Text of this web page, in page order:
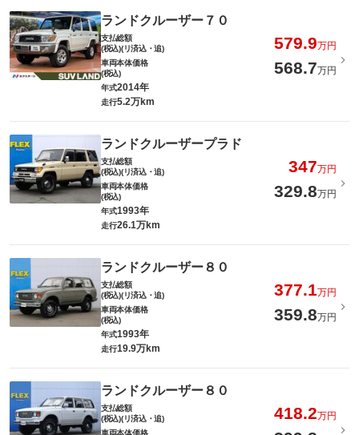
ランドクルーザー７０
支払総額
(税込)(リ済込・追)
579.9万円
車両本体価格
(税込)
568.7万円
年式2014年
走行5.2万km
ランドクルーザープラド
支払総額
(税込)(リ済込・追)
347万円
車両本体価格
(税込)
329.8万円
年式1993年
走行26.1万km
ランドクルーザー８０
支払総額
(税込)(リ済込・追)
377.1万円
車両本体価格
(税込)
359.8万円
年式1993年
走行19.9万km
ランドクルーザー８０
支払総額
(税込)(リ済込・追)
418.2万円
車両本体価格